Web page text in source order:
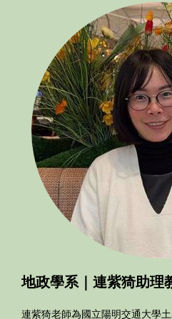
地政學系｜連紫猗助理
連紫猗老師為國立陽明交通大學